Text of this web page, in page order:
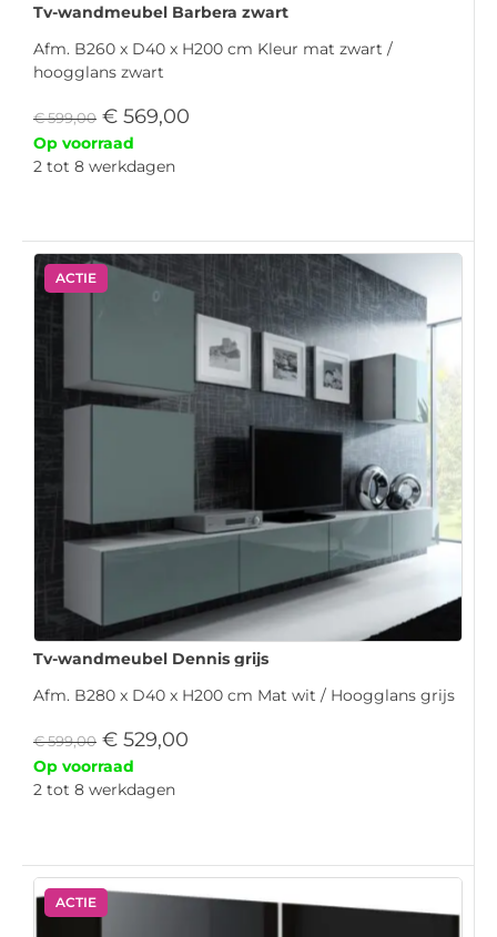
Tv-wandmeubel Barbera zwart
Afm. B260 x D40 x H200 cm Kleur mat zwart /
hoogglans zwart
€599,00 € 569,00
Op voorraad
2 tot 8 werkdagen
ACTIE
Tv-wandmeubel Dennis grijs
Afm. B280 x D40 x H200 cm Mat wit / Hoogglans grijs
€599,00 € 529,00
Op voorraad
2 tot 8 werkdagen
ACTIE